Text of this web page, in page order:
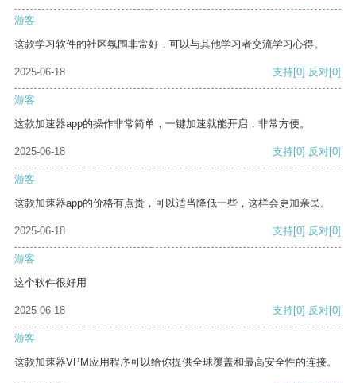
游客
这款学习软件的社区氛围非常好，可以与其他学习者交流学习心得。
2025-06-18 支持[0] 反对[0]
游客
这款加速器app的操作非常简单，一键加速就能开启，非常方便。
2025-06-18 支持[0] 反对[0]
游客
这款加速器app的价格有点贵，可以适当降低一些，这样会更加亲民。
2025-06-18 支持[0] 反对[0]
游客
这个软件很好用
2025-06-18 支持[0] 反对[0]
游客
这款加速器VPM应用程序可以给你提供全球覆盖和最高安全性的连接。